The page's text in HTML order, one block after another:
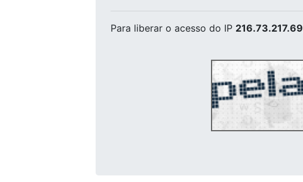
Para liberar o acesso do IP 216.73.217.69